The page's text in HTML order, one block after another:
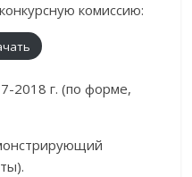
комиссию:
2018 г. (по форме,